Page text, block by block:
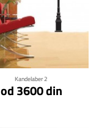
Kandelaber 2
od 3600 din
Klikni za detalje